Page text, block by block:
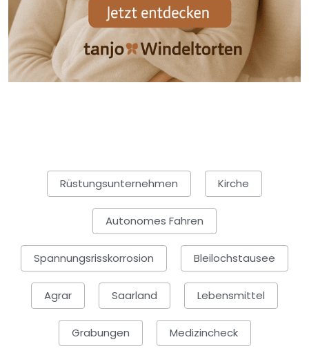
Rüstungsunternehmen Kirche
Autonomes Fahren
Spannungsrisskorrosion Bleilochstausee
Agrar Saarland Lebensmittel
Grabungen Medizincheck